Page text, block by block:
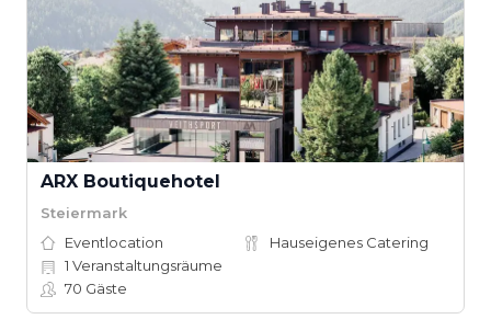
ARX Boutiquehotel
Steiermark
Eventlocation
Hauseigenes Catering
1 Veranstaltungsräume
70 Gäste